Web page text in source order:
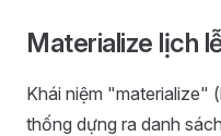
Materialize lịch
Khái niệm "materialize"
thống dựng ra danh